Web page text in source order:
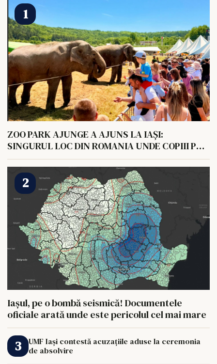
ZOO PARK AJUNGE A AJUNS LA IAȘI:
SINGURUL LOC DIN ROMANIA UNDE COPIII POT
HRANI UN ELEFANT
Iașul, pe o bombă seismică! Documentele
oficiale arată unde este pericolul cel mai mare
UMF Iași contestă acuzațiile aduse la ceremonia
de absolvire